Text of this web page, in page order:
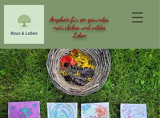
Angebote für ein gesundes,
natürliches und wildes
Leben